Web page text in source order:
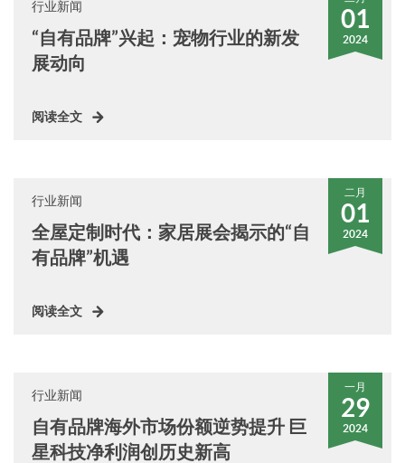
01
2024
行业新闻
“自有品牌”兴起：宠物行业的新发
展动向
阅读全文
二月
01
2024
行业新闻
全屋定制时代：家居展会揭示的“自
有品牌”机遇
阅读全文
一月
29
2024
行业新闻
自有品牌海外市场份额逆势提升 巨
星科技净利润创历史新高